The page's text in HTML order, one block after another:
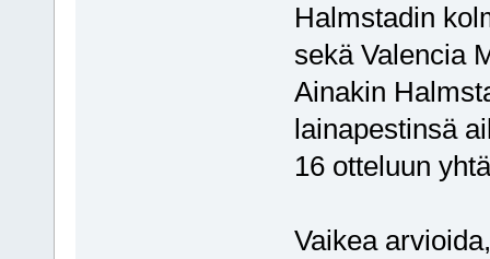
Halmstadin
sekä Valencia
Ainakin
lainapestinsä
16 otteluun
Vaikea